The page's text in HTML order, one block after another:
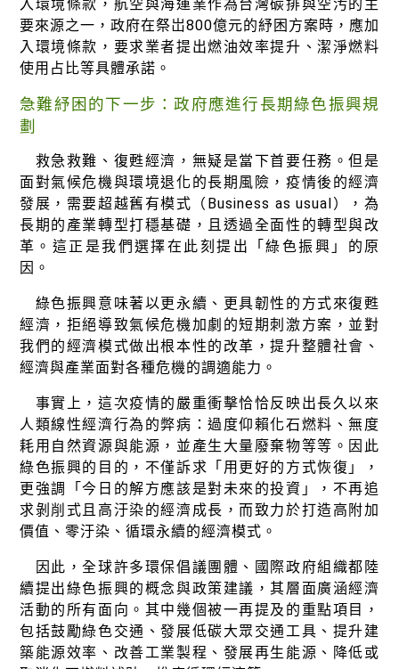
入環境條款，航空與海運業作為台灣碳排與空汚的主
要來源之一，政府在祭岀800億元的紓困方案時，應加
入環境條款，要求業者提出燃油效率提升、潔淨燃料
使用占比等具體承諾。
急難紓困的下一步：政府應進行長期綠色振興規
劃
救急救難、復甦經濟，無疑是當下首要任務。但是
面對氣候危機與環境退化的長期風險，疫情後的經濟
發展，需要超越舊有模式（Business as usual），為
長期的產業轉型打穩基礎，且透過全面性的轉型與改
革。這正是我們選擇在此刻提出「綠色振興」的原
因。
綠色振興意味著以更永續、更具韌性的方式來復甦
經濟，拒絕導致氣候危機加劇的短期刺激方案，並對
我們的經濟模式做出根本性的改革，提升整體社會、
經濟與產業面對各種危機的調適能力。
事實上，這次疫情的嚴重衝擊恰恰反映出長久以來
人類線性經濟行為的弊病：過度仰賴化石燃料、無度
耗用自然資源與能源，並產生大量廢棄物等等。因此
綠色振興的目的，不僅訴求「用更好的方式恢復」，
更強調「今日的解方應該是對未來的投資」，不再追
求剝削式且高汙染的經濟成長，而致力於打造高附加
價值、零汙染、循環永續的經濟模式。
因此，全球許多環保倡議團體、國際政府組織都陸
續提出綠色振興的概念與政策建議，其層面廣涵經濟
活動的所有面向。其中幾個被一再提及的重點項目，
包括鼓勵綠色交通、發展低碳大眾交通工具、提升建
築能源效率、改善工業製程、發展再生能源、降低或